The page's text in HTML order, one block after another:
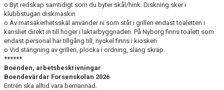
o Byt redskap samtidigt som du byter skål/hink. Diskning sker i
klubbstugan diskmaskin
o Av matsäkerhetsskäl använder ni som står i grillen endast toaletten i
kansliet direkt in till höger i läktarbyggnaden. På Nyborg finns toalett som
endast personal har tillgång till, nyckel finns i kiosken
o Vid stängning av grillen, plocka i ordning, släng skräp.
******
Boenden, arbetsbeskrivningar
Boendevärdar Forsenskolan 2026
Entrén ska alltid vara bemannad.